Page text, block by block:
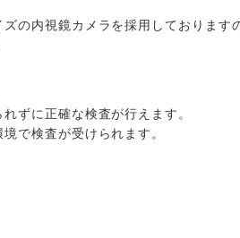
の内視鏡カメラを採用しております
ずに正確な検査が行えます。
で検査が受けられます。